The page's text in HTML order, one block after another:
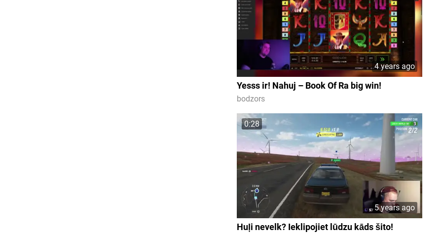
4 years ago
Yesss ir! Nahuj – Book Of Ra big win!
bodzors
0:28
5 years ago
Huļi nevelk? Ieklipojiet lūdzu kāds šito!